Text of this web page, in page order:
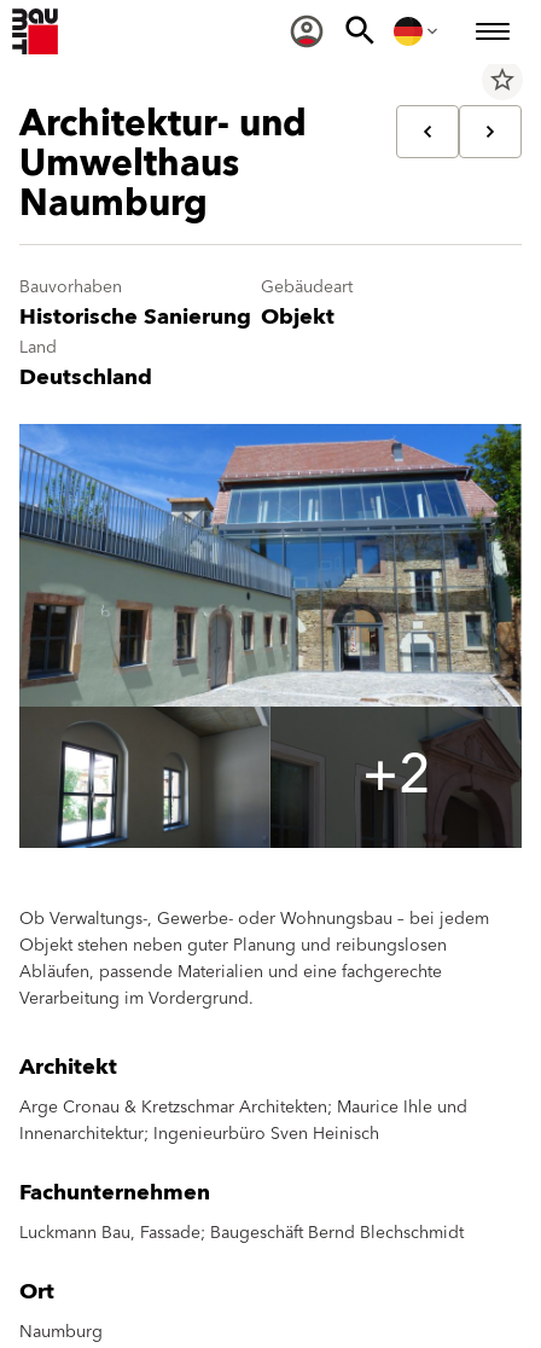
star_border
Architektur- und
Umwelthaus
Naumburg
Bauvorhaben
Historische Sanierung
Gebäudeart
Objekt
Land
Deutschland
+2
Ob Verwaltungs-, Gewerbe- oder Wohnungsbau – bei jedem
Objekt stehen neben guter Planung und reibungslosen
Abläufen, passende Materialien und eine fachgerechte
Verarbeitung im Vordergrund.
Architekt
Arge Cronau & Kretzschmar Architekten; Maurice Ihle und
Innenarchitektur; Ingenieurbüro Sven Heinisch
Fachunternehmen
Luckmann Bau, Fassade; Baugeschäft Bernd Blechschmidt
Ort
Naumburg